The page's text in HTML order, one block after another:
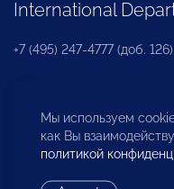
International
+7 (495) 247-4777 (доб. 126)
Business and
Department
Мы используем
как Вы
политикой